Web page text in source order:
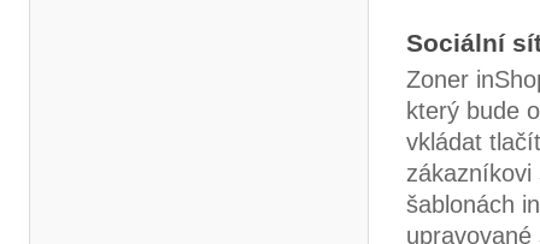
Sociální
Zoner
který bude
vkládat
zákazníkovi
šablonách